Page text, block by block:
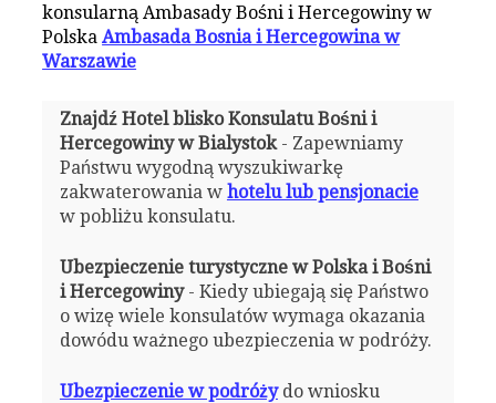
konsularną Ambasady Bośni i Hercegowiny w
Polska Ambasada Bosnia i Hercegowina w
Warszawie
Znajdź Hotel blisko Konsulatu Bośni i
Hercegowiny w Bialystok- Zapewniamy
Państwu wygodną wyszukiwarkę
zakwaterowania w hotelu lub pensjonacie
w pobliżu konsulatu.
Ubezpieczenie turystyczne w Polska i Bośni
i Hercegowiny- Kiedy ubiegają się Państwo
o wizę wiele konsulatów wymaga okazania
dowódu ważnego ubezpieczenia w podróży.
Ubezpieczenie w podróżydo wniosku